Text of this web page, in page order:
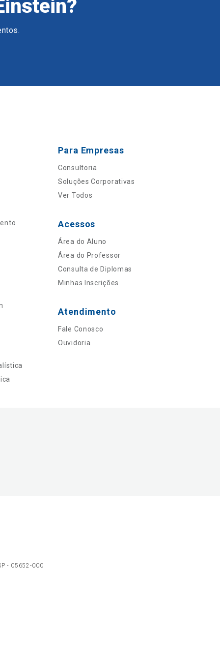
Para Empresas
Consultoria
Soluções Corporativas
Ver Todos
Acessos
Área do Aluno
Área do Professor
Consulta de Diplomas
Minhas Inscrições
Atendimento
Fale Conosco
Ouvidoria
- 05652-000